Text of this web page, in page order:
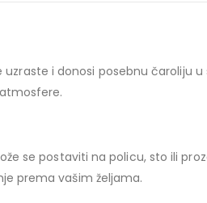
i donosi posebnu čaroliju
se postaviti na policu, sto ili
prema vašim željama.